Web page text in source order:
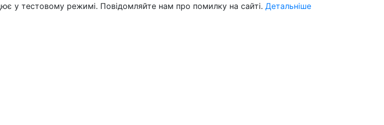
у тестовому режимі. Повідомляйте нам про помилку на сайті. Детальніше